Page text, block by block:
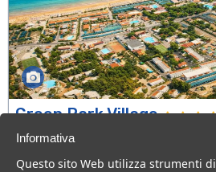
Green Park Village
Puglia > Gargano > Vieste
107 Camere
Informativa
Questo sito Web utilizza strumenti